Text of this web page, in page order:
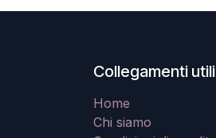
Collegamenti utili
Home
Chi siamo